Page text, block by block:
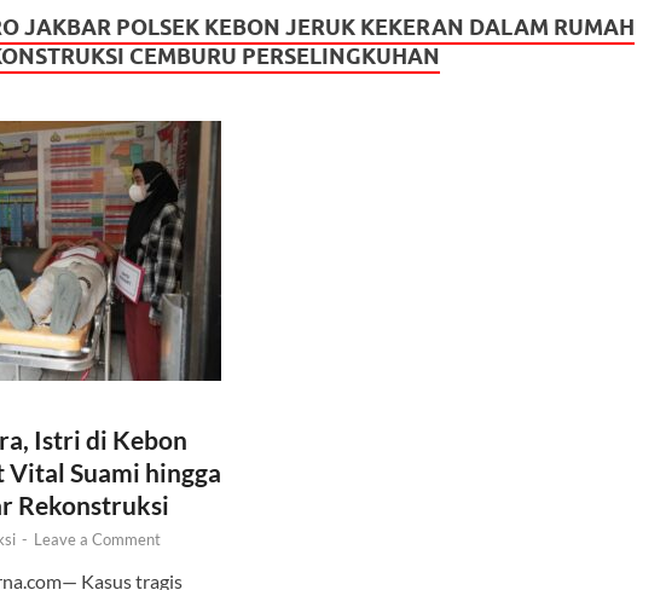
JAKBAR POLSEK KEBON JERUK KEKERAN DALAM RUMAH
CEMBURU PERSELINGKUHAN
Istri di Kebon
Suami hingga
Rekonstruksi
- Leave a Comment
Kasus tragis